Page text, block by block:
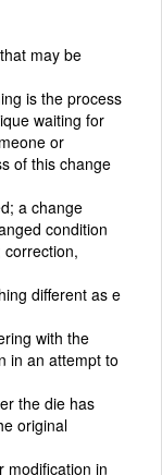
may be
is the process
waiting for
or
of this change
a change
condition
correction,
different as e
with the
in an attempt to
the die has
original
modification in